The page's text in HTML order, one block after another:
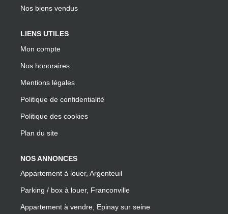
Nos biens vendus
LIENS UTILES
Mon compte
Nos honoraires
Mentions légales
Politique de confidentialité
Politique des cookies
Plan du site
NOS ANNONCES
Appartement à louer, Argenteuil
Parking / box à louer, Franconville
Appartement à vendre, Epinay sur seine